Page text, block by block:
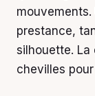
prestance,
silhouette. La
chevilles